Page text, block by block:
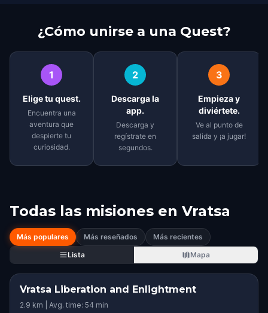
¿Cómo unirse a una Quest?
1
Elige tu quest.
Encuentra una
aventura que
despierte tu
curiosidad.
2
Descarga la
app.
Descarga y
regístrate en
segundos.
3
Empieza y
diviértete.
Ve al punto de
salida y ¡a jugar!
Todas las misiones en Vratsa
Más populares Más reseñados
Más recientes
Lista
Mapa
Vratsa Liberation and Enlightment
2.9 km | Avg. time: 54 min